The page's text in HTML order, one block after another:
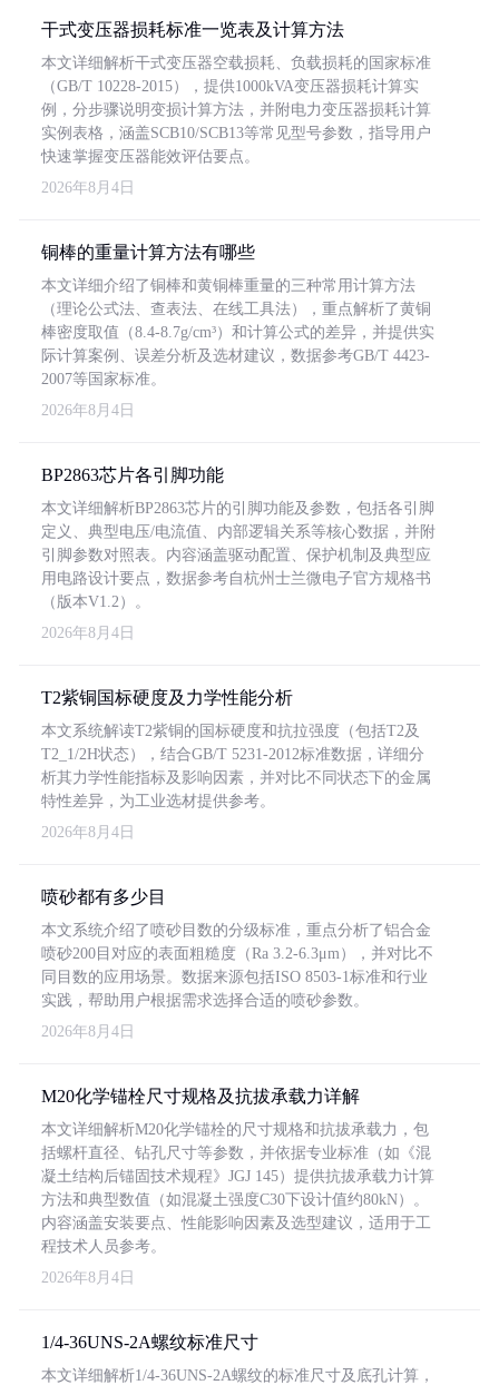
干式变压器损耗标准一览表及计算方法
本文详细解析干式变压器空载损耗、负载损耗的国家标准
（GB/T 10228-2015），提供1000kVA变压器损耗计算实
例，分步骤说明变损计算方法，并附电力变压器损耗计算
实例表格，涵盖SCB10/SCB13等常见型号参数，指导用户
快速掌握变压器能效评估要点。
2026年8月4日
铜棒的重量计算方法有哪些
本文详细介绍了铜棒和黄铜棒重量的三种常用计算方法
（理论公式法、查表法、在线工具法），重点解析了黄铜
棒密度取值（8.4-8.7g/cm³）和计算公式的差异，并提供实
际计算案例、误差分析及选材建议，数据参考GB/T 4423-
2007等国家标准。
2026年8月4日
BP2863芯片各引脚功能
本文详细解析BP2863芯片的引脚功能及参数，包括各引脚
定义、典型电压/电流值、内部逻辑关系等核心数据，并附
引脚参数对照表。内容涵盖驱动配置、保护机制及典型应
用电路设计要点，数据参考自杭州士兰微电子官方规格书
（版本V1.2）。
2026年8月4日
T2紫铜国标硬度及力学性能分析
本文系统解读T2紫铜的国标硬度和抗拉强度（包括T2及
T2_1/2H状态），结合GB/T 5231-2012标准数据，详细分
析其力学性能指标及影响因素，并对比不同状态下的金属
特性差异，为工业选材提供参考。
2026年8月4日
喷砂都有多少目
本文系统介绍了喷砂目数的分级标准，重点分析了铝合金
喷砂200目对应的表面粗糙度（Ra 3.2-6.3μm），并对比不
同目数的应用场景。数据来源包括ISO 8503-1标准和行业
实践，帮助用户根据需求选择合适的喷砂参数。
2026年8月4日
M20化学锚栓尺寸规格及抗拔承载力详解
本文详细解析M20化学锚栓的尺寸规格和抗拔承载力，包
括螺杆直径、钻孔尺寸等参数，并依据专业标准（如《混
凝土结构后锚固技术规程》JGJ 145）提供抗拔承载力计算
方法和典型数值（如混凝土强度C30下设计值约80kN）。
内容涵盖安装要点、性能影响因素及选型建议，适用于工
程技术人员参考。
2026年8月4日
1/4-36UNS-2A螺纹标准尺寸
本文详细解析1/4-36UNS-2A螺纹的标准尺寸及底孔计算，